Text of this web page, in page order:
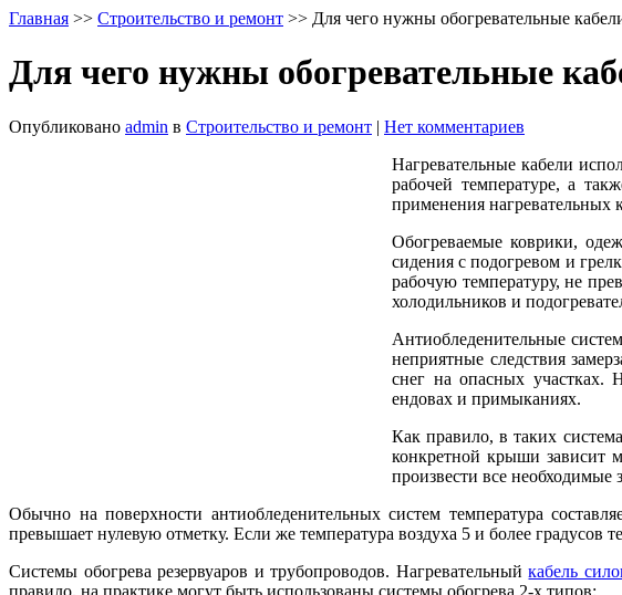
Главная >> Строительство и ремонт >> Для чего нужны обогревательные
Для чего нужны обогревательные
Опубликовано admin в Строительство и ремонт | Нет комментариев
Нагревательные кабели
рабочей температуре, а
применения нагревательных
Обогреваемые коврики,
сидения с подогревом и
рабочую температуру, не
холодильников и
Антиобледенительные
неприятные следствия
снег на опасных участках.
ендовах и примыканиях.
Как правило, в таких
конкретной крыши зависит
произвести все необходимые
Обычно на поверхности антиобледенительных систем температура
превышает нулевую отметку. Если же температура воздуха 5 и более градусов
Системы обогрева резервуаров и трубопроводов. Нагревательныйкабель
правило, на практике могут быть использованы системы обогрева 2-х типов: